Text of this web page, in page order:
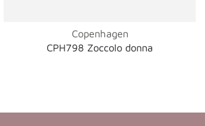
Copenhagen
CPH798 Zoccolo donna